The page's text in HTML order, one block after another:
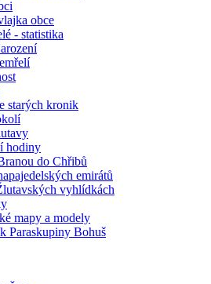
obce
- statistika
starých kronik
hodiny
do Chřibů
emirátů
vyhlídkách
mapy a modely
Paraskupiny Bohuš